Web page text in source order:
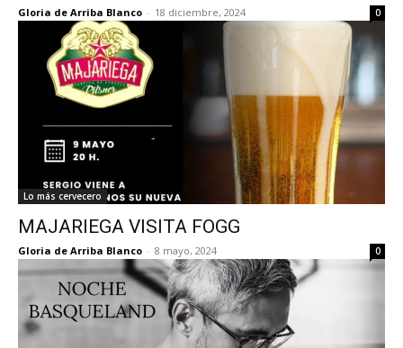
Gloria de Arriba Blanco - 18 diciembre, 2024 0
Lo más cervecero
MAJARIEGA VISITA FOGG
Gloria de Arriba Blanco - 8 mayo, 2024 0